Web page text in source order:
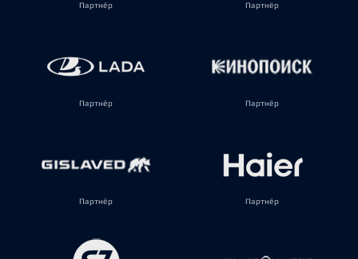
Партнёр Партнёр
Партнёр Партнёр
Партнёр Партнёр